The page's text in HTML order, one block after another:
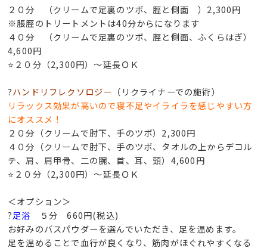
２０分 （クリームで足裏のツボ、脛と側面 ）2,300円
※脹脛のトリートメントは40分からになります
４０分 （クリームで足裏のツボ、脛と側面、ふくらはぎ）
4,600円
⭐２０分（2,300円）～延長ＯＫ
?ハンドリフレクソロジー （リクライナーでの施術）
リラックス効果が高いので寝不足やイライラを感じやすい方
にオススメ！
２０分（クリームで肘下、手のツボ）2,300円
４０分（クリームで肘下、手のツボ、タオルの上からデコル
テ、肩、肩甲骨、二の腕、首、耳、頭）4,600円
⭐２０分（2,300円）～延長ＯＫ
＜オプション＞
?足浴 ５分 660円(税込)
お好みのバスパウダーを選んでいただき、足を温めます。
足を温めることで血行が良くなり、筋肉がほぐれやすくなる